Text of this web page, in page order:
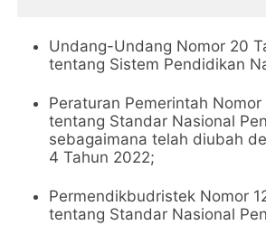
Undang-Undang Nomor 20
tentang Sistem Pendidikan
Peraturan Pemerintah Nomor
tentang Standar Nasional
sebagaimana telah diubah
4 Tahun 2022;
Permendikbudristek Nomor
tentang Standar Nasional